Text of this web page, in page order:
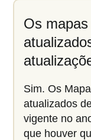
Os
Sim. Os
atualizados
vigente no
que houver